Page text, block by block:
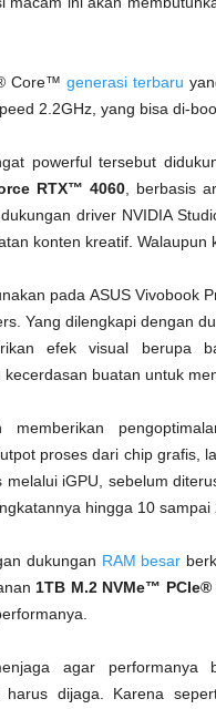
Core™ generasi terbaru
2.2GHz, yang bisa di-
powerful tersebut
RTX™ 4060, berbasis
driver NVIDIA
konten kreatif. Walaupun
pada ASUS Vivobook
Yang dilengkapi dengan
efek visual berupa
buatan untuk
memberikan
proses dari chip grafis,
melalui iGPU, sebelum
hingga 10 sampai
dukungan RAM besar
1TB M.2 NVMe™ PCIe®
agar
harus dijaga. Karena